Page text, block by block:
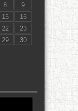
8
9
15
16
22
23
29
30